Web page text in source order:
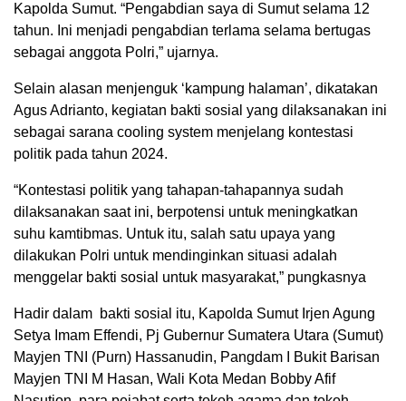
Kapolda Sumut. “Pengabdian saya di Sumut selama 12
tahun. Ini menjadi pengabdian terlama selama bertugas
sebagai anggota Polri,” ujarnya.
Selain alasan menjenguk ‘kampung halaman’, dikatakan
Agus Adrianto, kegiatan bakti sosial yang dilaksanakan ini
sebagai sarana cooling system menjelang kontestasi
politik pada tahun 2024.
“Kontestasi politik yang tahapan-tahapannya sudah
dilaksanakan saat ini, berpotensi untuk meningkatkan
suhu kamtibmas. Untuk itu, salah satu upaya yang
dilakukan Polri untuk mendinginkan situasi adalah
menggelar bakti sosial untuk masyarakat,” pungkasnya
Hadir dalam bakti sosial itu, Kapolda Sumut Irjen Agung
Setya Imam Effendi, Pj Gubernur Sumatera Utara (Sumut)
Mayjen TNI (Purn) Hassanudin, Pangdam I Bukit Barisan
Mayjen TNI M Hasan, Wali Kota Medan Bobby Afif